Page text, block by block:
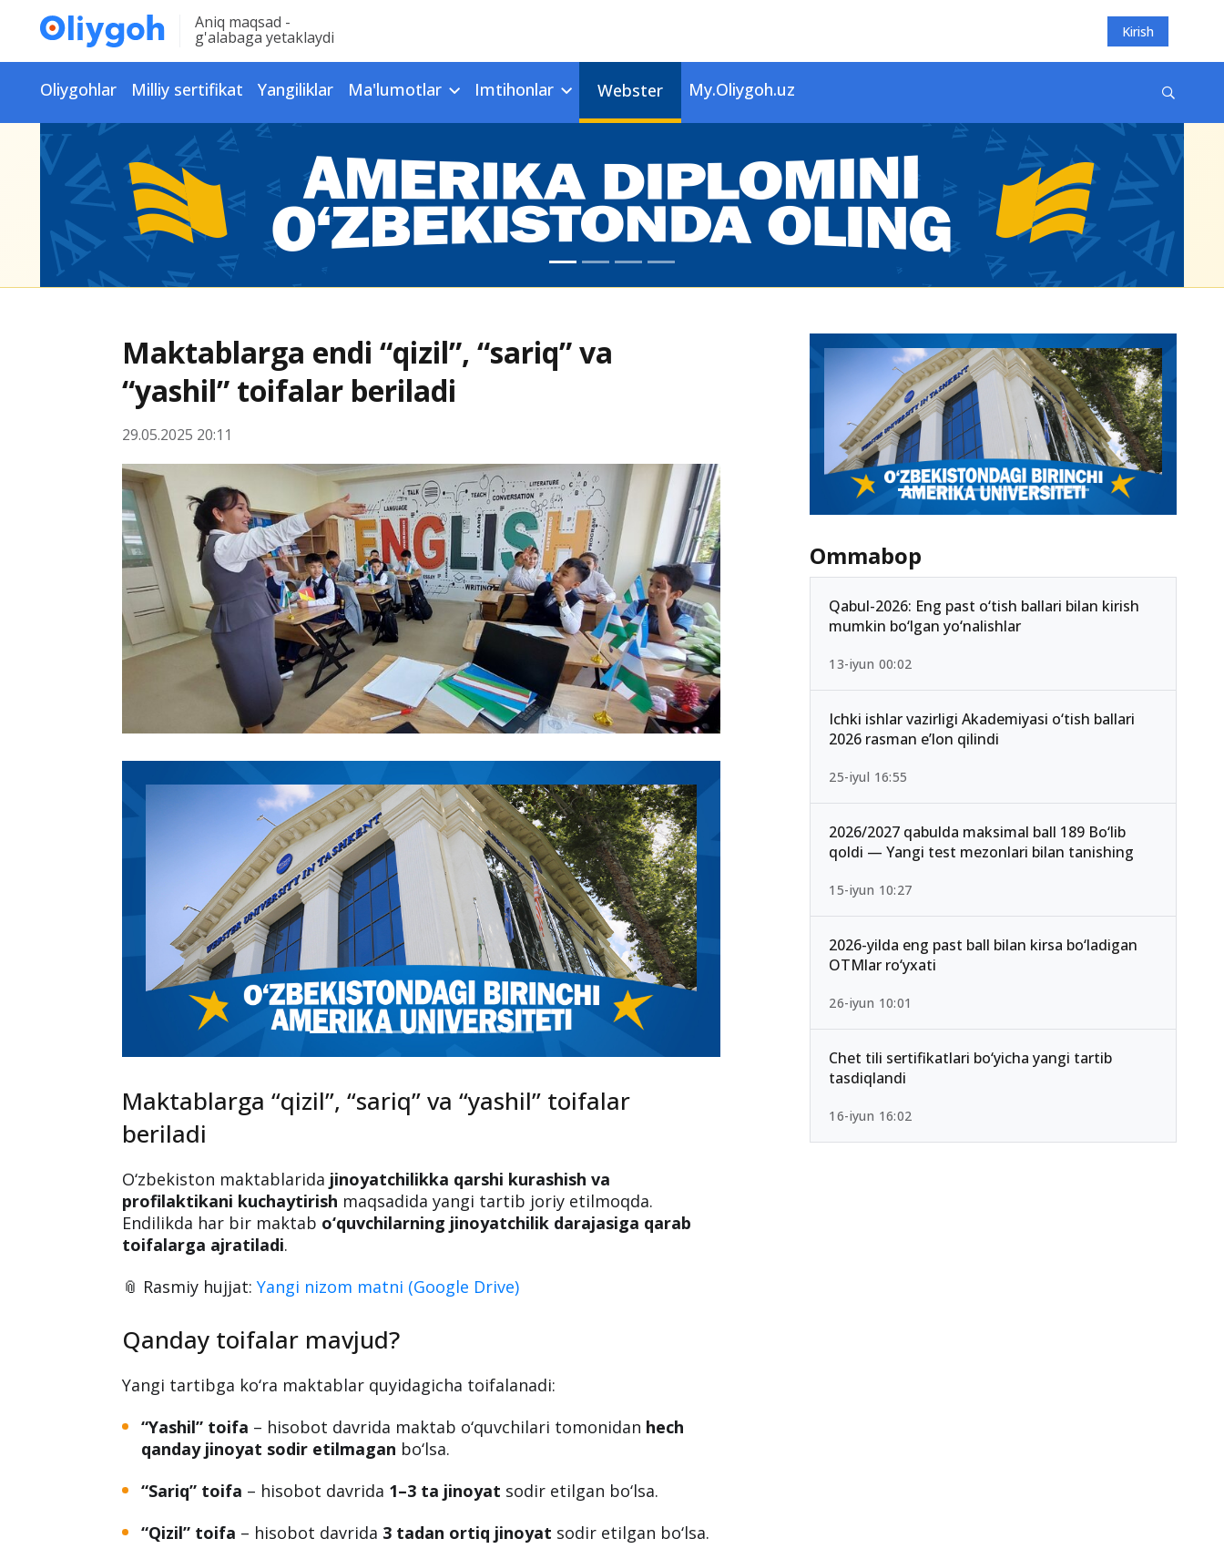
Aniq maqsad -
g'alabaga yetaklaydi Kirish
Oliygohlar Milliy sertifikat Yangiliklar Ma'lumotlar Imtihonlar Webster My.Oliygoh.uz
Maktablarga endi “qizil”, “sariq” va
“yashil” toifalar beriladi
29.05.2025 20:11
Maktablarga “qizil”, “sariq” va “yashil” toifalar
beriladi
O‘zbekiston maktablarida jinoyatchilikka qarshi kurashish va
profilaktikani kuchaytirish maqsadida yangi tartib joriy etilmoqda.
Endilikda har bir maktab o‘quvchilarning jinoyatchilik darajasiga qarab
toifalarga ajratiladi.
📎 Rasmiy hujjat:Yangi nizom matni (Google Drive)
Qanday toifalar mavjud?
Yangi tartibga ko‘ra maktablar quyidagicha toifalanadi:
“Yashil” toifa – hisobot davrida maktab o‘quvchilari tomonidan hech
qanday jinoyat sodir etilmagan bo‘lsa.
“Sariq” toifa – hisobot davrida 1–3 ta jinoyat sodir etilgan bo‘lsa.
“Qizil” toifa – hisobot davrida 3 tadan ortiq jinoyat sodir etilgan bo‘lsa.
Ommabop
Qabul-2026: Eng past o‘tish ballari bilan kirish
mumkin bo‘lgan yo‘nalishlar
13-iyun 00:02
Ichki ishlar vazirligi Akademiyasi o‘tish ballari
2026 rasman e’lon qilindi
25-iyul 16:55
2026/2027 qabulda maksimal ball 189 Bo‘lib
qoldi — Yangi test mezonlari bilan tanishing
15-iyun 10:27
2026-yilda eng past ball bilan kirsa bo‘ladigan
OTMlar ro‘yxati
26-iyun 10:01
Chet tili sertifikatlari bo‘yicha yangi tartib
tasdiqlandi
16-iyun 16:02